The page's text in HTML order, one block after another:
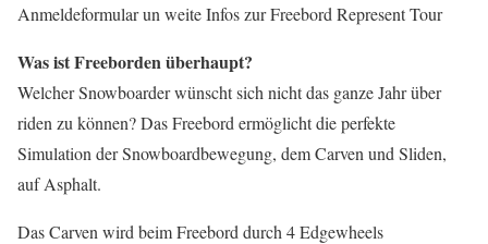
Anmeldeformular un weite Infos zur Freebord Represent Tour
Was ist Freeborden überhaupt?
Welcher Snowboarder wünscht sich nicht das ganze Jahr über
riden zu können? Das Freebord ermöglicht die perfekte
Simulation der Snowboardbewegung, dem Carven und Sliden,
auf Asphalt.
Das Carven wird beim Freebord durch 4 Edgewheels